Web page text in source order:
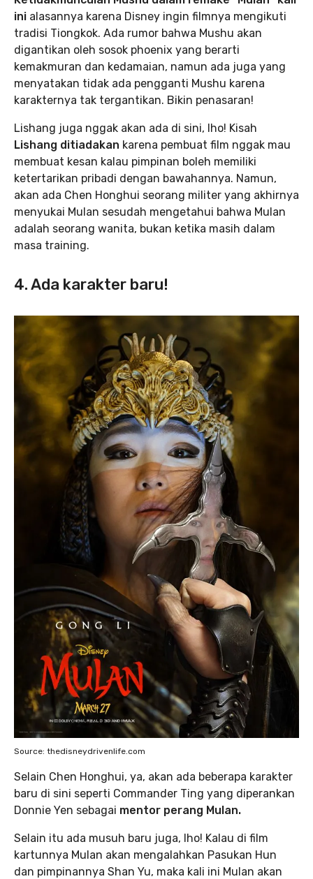
ini alasannya karena Disney ingin filmnya mengikuti
tradisi Tiongkok. Ada rumor bahwa Mushu akan
digantikan oleh sosok phoenix yang berarti
kemakmuran dan kedamaian, namun ada juga yang
menyatakan tidak ada pengganti Mushu karena
karakternya tak tergantikan. Bikin penasaran!
Lishang juga nggak akan ada di sini, lho! Kisah
Lishang ditiadakan karena pembuat film nggak mau
membuat kesan kalau pimpinan boleh memiliki
ketertarikan pribadi dengan bawahannya. Namun,
akan ada Chen Honghui seorang militer yang akhirnya
menyukai Mulan sesudah mengetahui bahwa Mulan
adalah seorang wanita, bukan ketika masih dalam
masa training.
4. Ada karakter baru!
Source: thedisneydrivenlife.com
Selain Chen Honghui, ya, akan ada beberapa karakter
baru di sini seperti Commander Ting yang diperankan
Donnie Yen sebagai mentor perang Mulan.
Selain itu ada musuh baru juga, lho! Kalau di film
kartunnya Mulan akan mengalahkan Pasukan Hun
dan pimpinannya Shan Yu, maka kali ini Mulan akan